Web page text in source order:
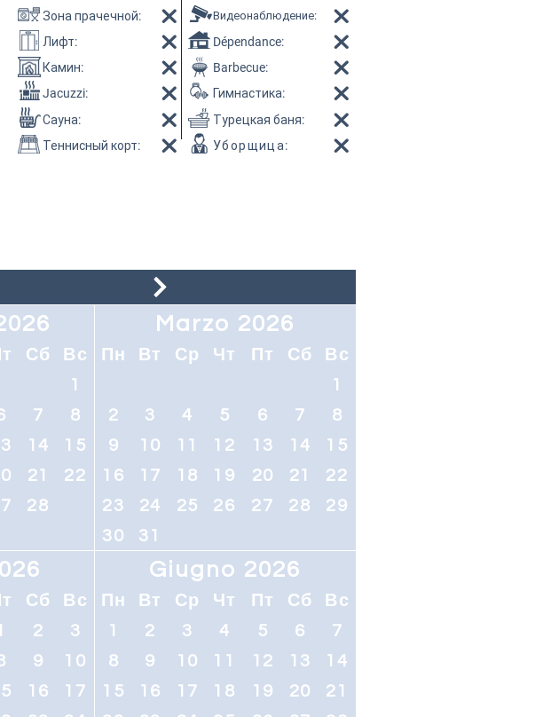
Зона прачечной: Видеонаблюдение:
Лифт:
Dépendance:
Камин:
Jacuzzi:
Сауна:
Теннисный корт:
Barbecue:
Гимнастика:
Турецкая баня:
Уборщица:
Сб
Вс
1
7
8
14
15
21
22
28
Сб
Вс
2
3
9
10
16
17
Marzo 2026
Пн Вт Ср Чт Пт Сб
Вс
1
2
3 4 5 6 7
8
9
10 11 12 13 14
15
16
17 18 19 20 21
22
23
24 25 26 27 28
29
30
31
Giugno 2026
Пн Вт Ср Чт Пт Сб
Вс
1
2 3 4 5 6
7
8
9 10 11 12 13
14
15
16 17 18 19 20
21